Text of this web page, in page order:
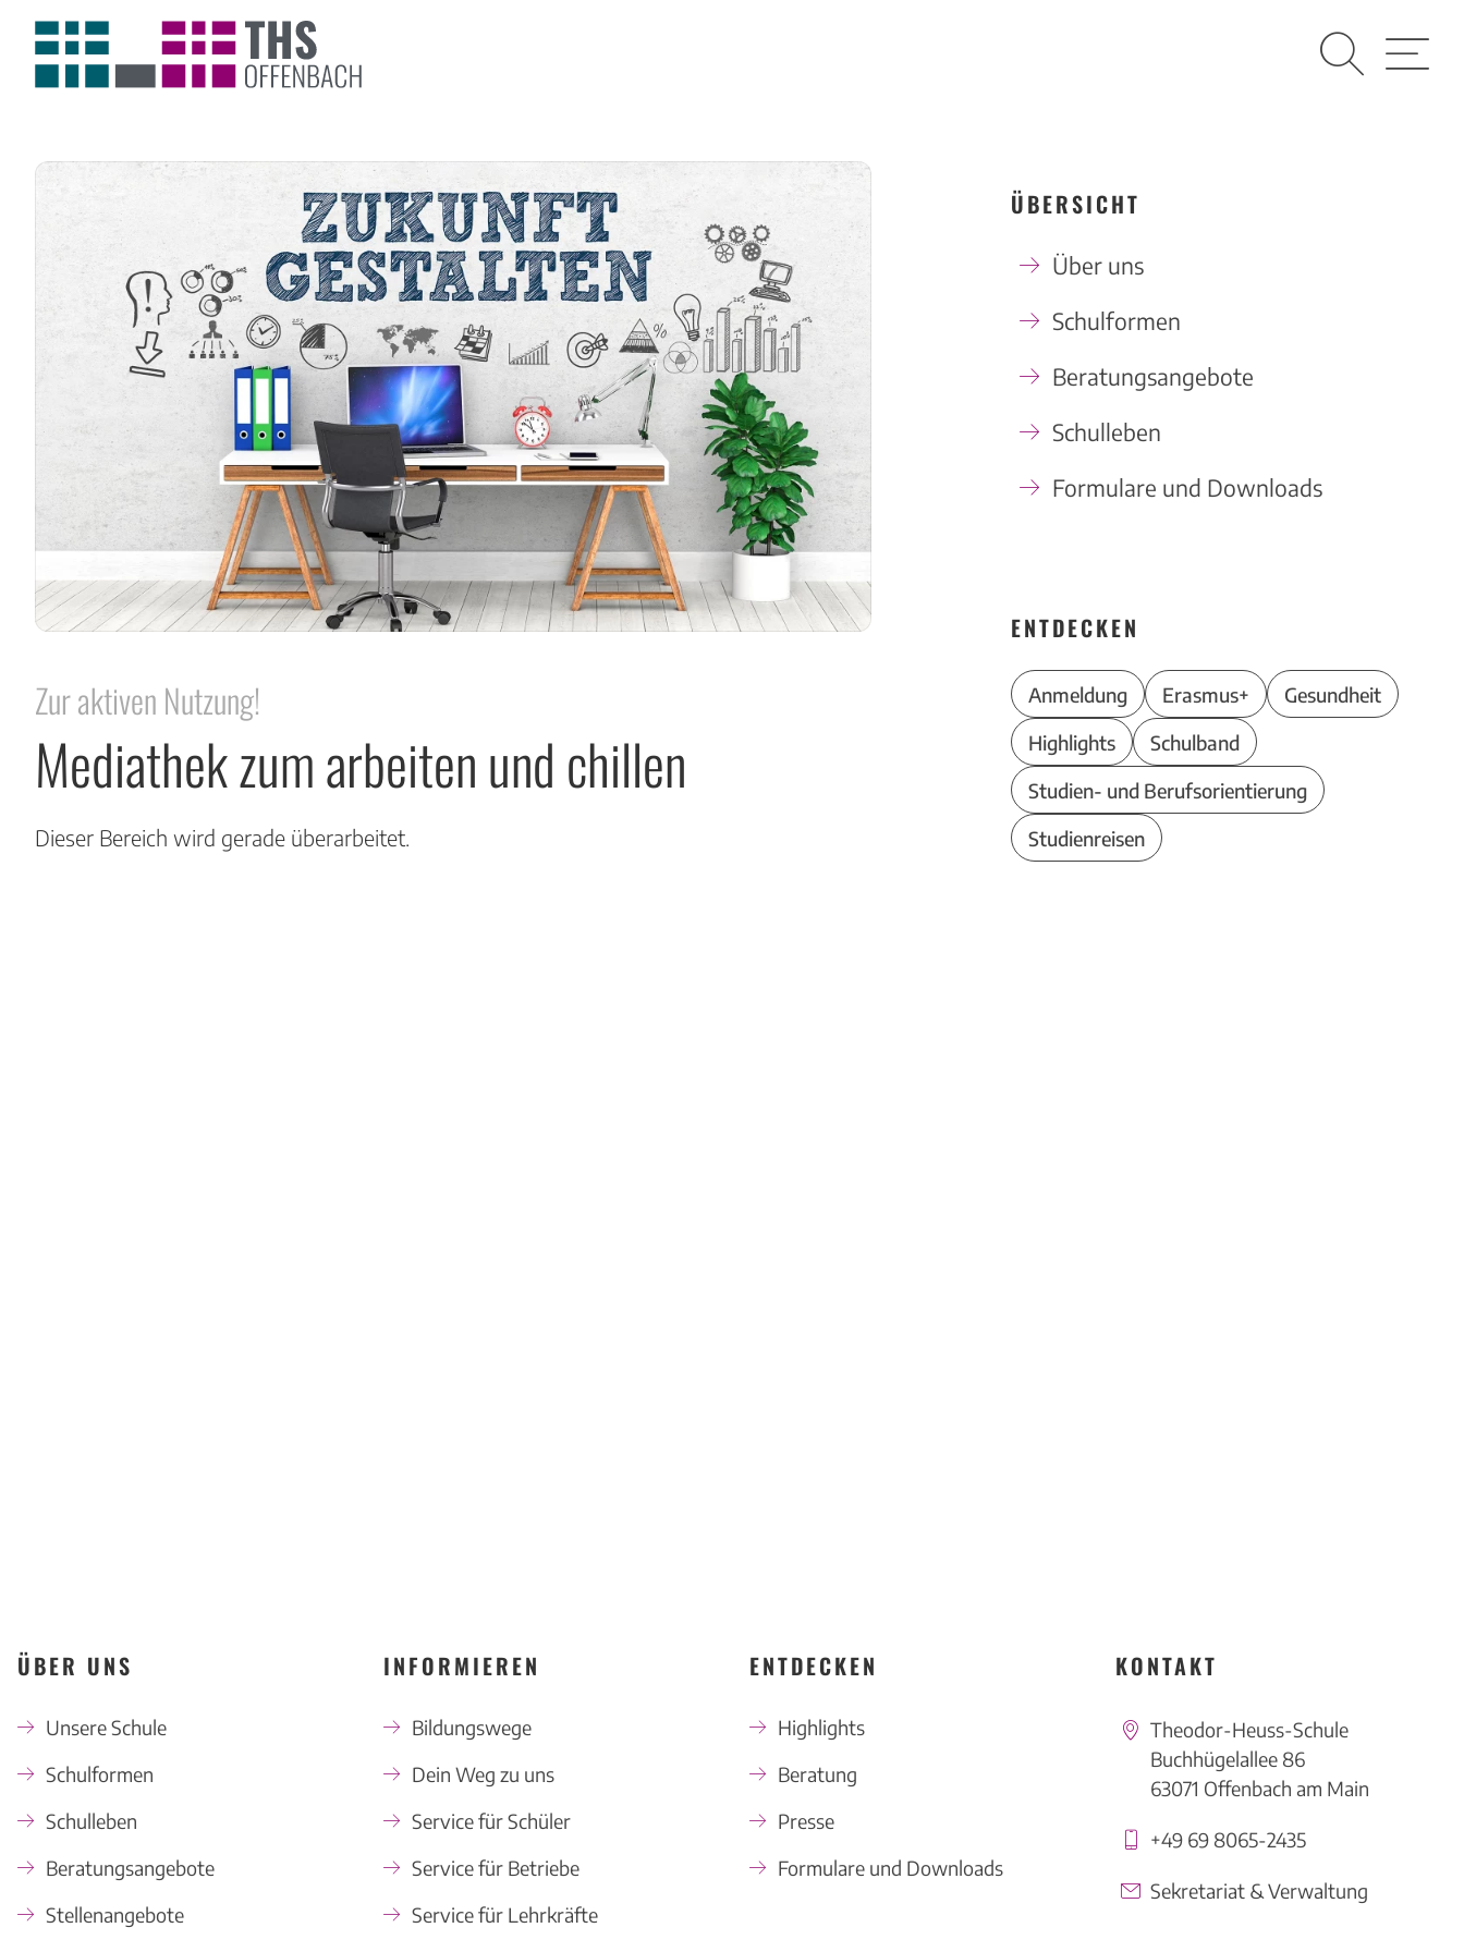
Zur aktiven Nutzung!
Mediathek zum arbeiten und chillen
Dieser Bereich wird gerade überarbeitet.
ÜBERSICHT
Über uns
Schulformen
Beratungsangebote
Schulleben
Formulare und Downloads
ENTDECKEN
Anmeldung Erasmus+
Gesundheit
Highlights
Schulband
Studien- und Berufsorientierung
Studienreisen
ÜBER UNS
Unsere Schule
Schulformen
Schulleben
Beratungsangebote
Stellenangebote
INFORMIEREN
Bildungswege
Dein Weg zu uns
Service für Schüler
Service für Betriebe
Service für Lehrkräfte
ENTDECKEN
Highlights
Beratung
Presse
Formulare und Downloads
KONTAKT
Theodor-Heuss-Schule
Buchhügelallee 86
63071 Offenbach am Main
+49 69 8065-2435
Sekretariat & Verwaltung